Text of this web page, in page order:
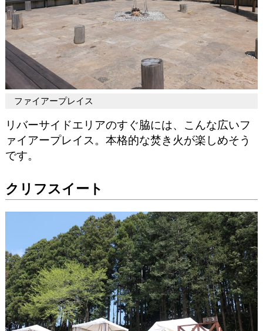
ファイアープレイス
リバーサイドエリアのすぐ脇には、こんな広いフ
ァイアープレイス。本格的な焚き火が楽しめそう
です。
クリフスイート